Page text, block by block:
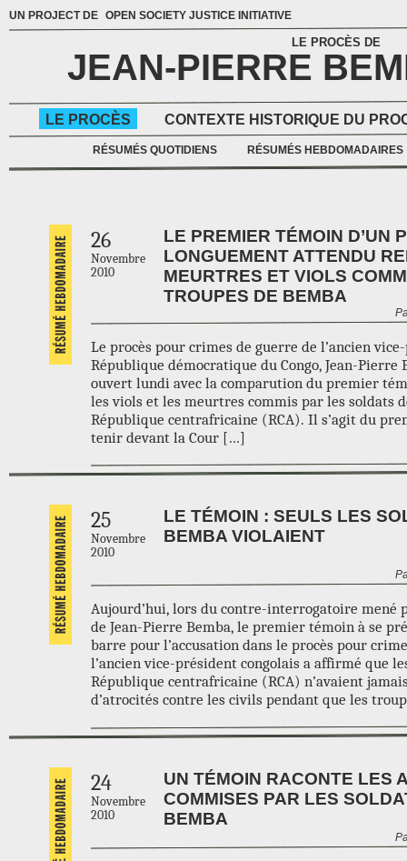
UN PROJECT DE OPEN SOCIETY JUSTICE INITIATIVE
LE PROCÈS DE
JEAN-PIERRE
LE PROCÈS CONTEXTE HISTORIQUE DU
RÉSUMÉS QUOTIDIENS RÉSUMÉS HEBDOMADAIRES
26
Novembre
2010
LE PREMIER TÉMOIN D’UN
LONGUEMENT ATTENDU
MEURTRES ET VIOLS
TROUPES DE BEMBA
Le procès pour crimes de guerre de l’ancien
République démocratique du Congo, Jean-Pierre
ouvert lundi avec la comparution du premier
les viols et les meurtres commis par les soldats
République centrafricaine (RCA). Il s’agit du
tenir devant la Cour […]
25
Novembre
2010
LE TÉMOIN : SEULS LES
BEMBA VIOLAIENT
Aujourd’hui, lors du contre-interrogatoire mené
de Jean-Pierre Bemba, le premier témoin à se
barre pour l’accusation dans le procès pour
l’ancien vice-président congolais a affirmé que
République centrafricaine (RCA) n’avaient
d’atrocités contre les civils pendant que les
24
Novembre
2010
UN TÉMOIN RACONTE LES
COMMISES PAR LES
BEMBA